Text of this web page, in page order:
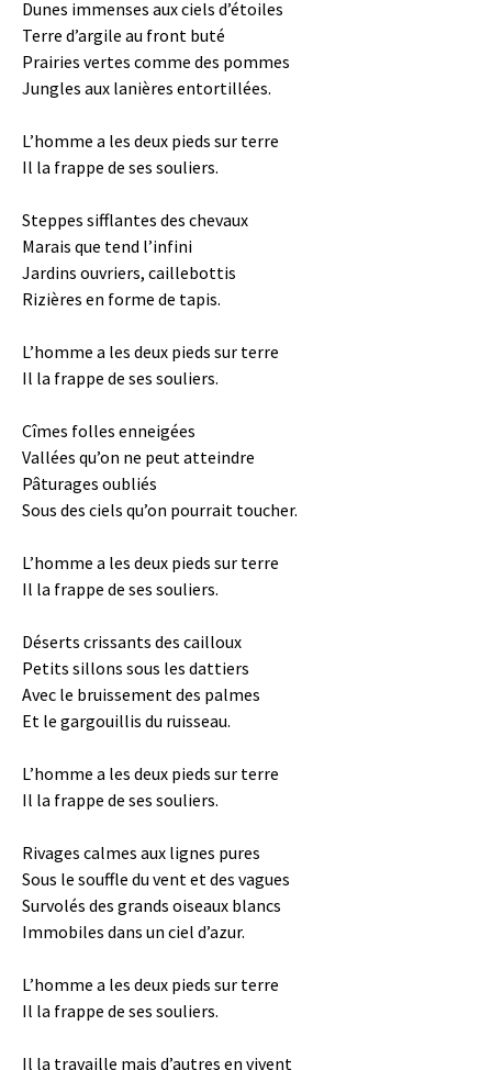
Dunes immenses aux ciels d’étoiles
Terre d’argile au front buté
Prairies vertes comme des pommes
Jungles aux lanières entortillées.
L’homme a les deux pieds sur terre
Il la frappe de ses souliers.
Steppes sifflantes des chevaux
Marais que tend l’infini
Jardins ouvriers, caillebottis
Rizières en forme de tapis.
L’homme a les deux pieds sur terre
Il la frappe de ses souliers.
Cîmes folles enneigées
Vallées qu’on ne peut atteindre
Pâturages oubliés
Sous des ciels qu’on pourrait toucher.
L’homme a les deux pieds sur terre
Il la frappe de ses souliers.
Déserts crissants des cailloux
Petits sillons sous les dattiers
Avec le bruissement des palmes
Et le gargouillis du ruisseau.
L’homme a les deux pieds sur terre
Il la frappe de ses souliers.
Rivages calmes aux lignes pures
Sous le souffle du vent et des vagues
Survolés des grands oiseaux blancs
Immobiles dans un ciel d’azur.
L’homme a les deux pieds sur terre
Il la frappe de ses souliers.
Il la travaille mais d’autres en vivent